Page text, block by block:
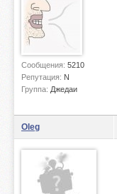
Сообщения: 5210
Репутация: N
Группа: Джедаи
Oleg